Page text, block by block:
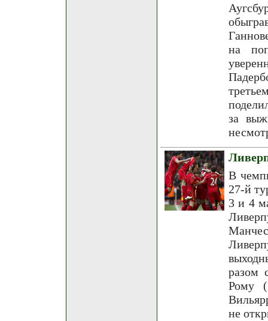
на
за
В
27-й
3 и 4
разом
Рому
не